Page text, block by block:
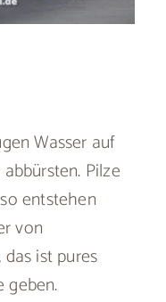
Wasser auf
Pilze
entstehen
von
ist pures
geben.